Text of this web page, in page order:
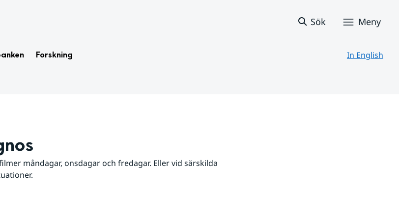
Sök Meny
Forskning In English
måndagar, onsdagar och fredagar. Eller vid särskilda